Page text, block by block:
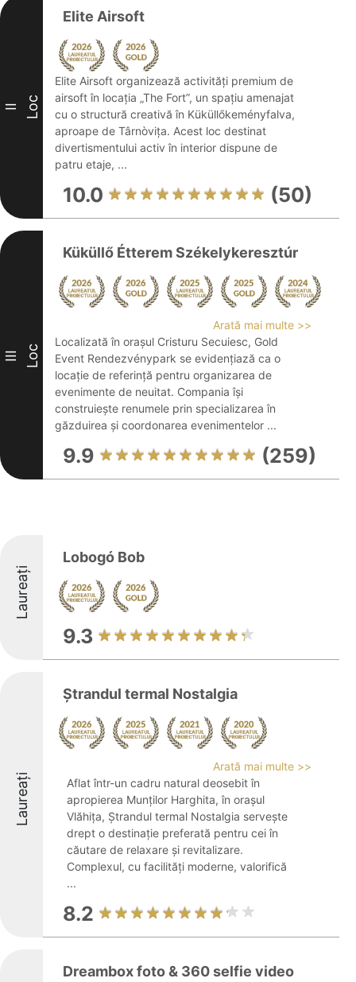
II Loc
Elite Airsoft
Elite Airsoft organizează activități premium de
airsoft în locația „The Fort”, un spațiu amenajat
cu o structură creativă în Küküllőkeményfalva,
aproape de Târnòvița. Acest loc destinat
divertismentului activ în interior dispune de
patru etaje, ...
10.0 (50)
III Loc
Küküllő Étterem Székelykeresztúr
Arată mai multe >>
Localizată în orașul Cristuru Secuiesc, Gold
Event Rendezvénypark se evidențiază ca o
locație de referință pentru organizarea de
evenimente de neuitat. Compania își
construiește renumele prin specializarea în
găzduirea și coordonarea evenimentelor ...
9.9 (259)
Laureați
Lobogó Bob
9.3
Laureați
Ștrandul termal Nostalgia
Arată mai multe >>
Aflat într-un cadru natural deosebit în
apropierea Munților Harghita, în orașul
Vlăhița, Ștrandul termal Nostalgia servește
drept o destinație preferată pentru cei în
căutare de relaxare și revitalizare.
Complexul, cu facilități moderne, valorifică
...
8.2
Dreambox foto & 360 selfie video